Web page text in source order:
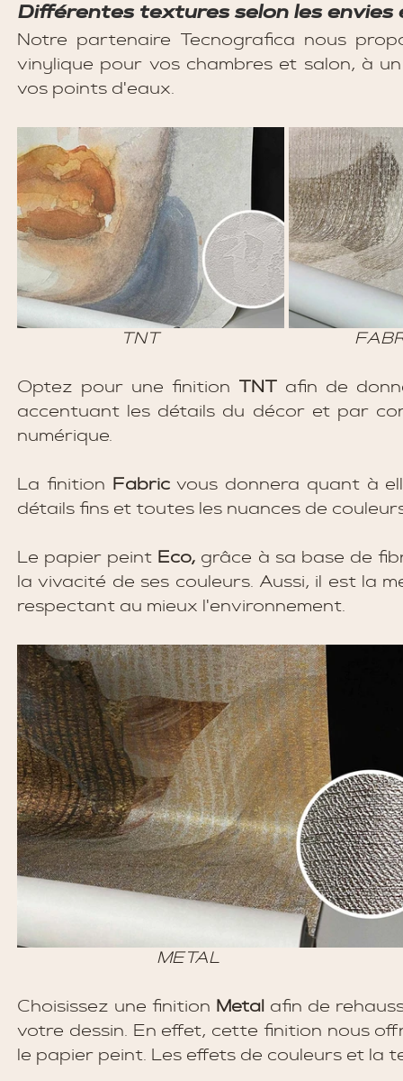
Différentes textures selon les envies
Notre partenaire Tecnografica nous
vinylique pour vos chambres et salon, à
vos points d'eaux.
Optez pour une finition TNT afin de
accentuant les détails du décor et par
numérique.
La finition Fabric vous donnera quant à
détails fins et toutes les nuances de
Le papier peint Eco, grâce à sa base de
la vivacité de ses couleurs. Aussi, il est la
respectant au mieux l'environnement.
Choisissez une finition Metal afin de
votre dessin. En effet, cette finition nous